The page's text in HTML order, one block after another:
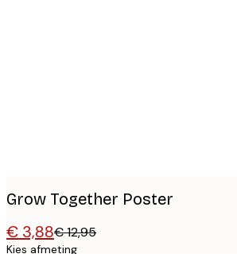
Grow Together Poster
€ 3,88€ 12,95
Kies afmeting